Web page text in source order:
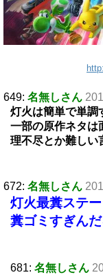
649: 名無しさん
灯火は簡単で単調
一部の原作ネタは
理不尽とか難しい
672: 名無しさん
灯火最糞ステ
糞ゴミすぎん
681: 名無しさん